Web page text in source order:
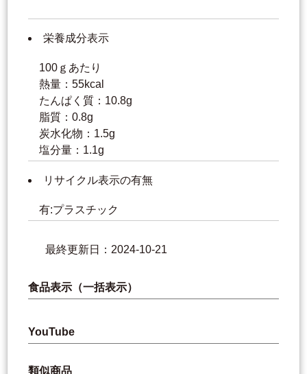
栄養成分表示
100ｇあたり
熱量：55kcal
たんぱく質：10.8g
脂質：0.8g
炭水化物：1.5g
塩分量：1.1g
リサイクル表示の有無
有:プラスチック
最終更新日：2024-10-21
食品表示（一括表示）
YouTube
類似商品